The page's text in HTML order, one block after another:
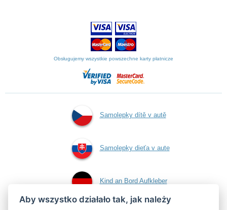
Obsługujemy wszystkie powszechne karty płatnicze
Samolepky dítě v autě
Samolepky dieťa v aute
Kind an Bord Aufkleber
Aby wszystko działało tak, jak należy